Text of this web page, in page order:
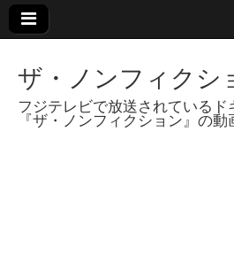
ザ・ノンフィク
フジテレビで放送されているド
『ザ・ノンフィクション』の動